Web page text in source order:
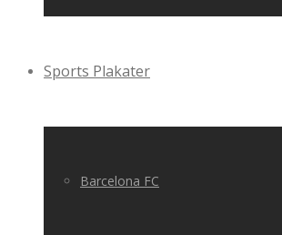
Sports Plakater
Barcelona FC